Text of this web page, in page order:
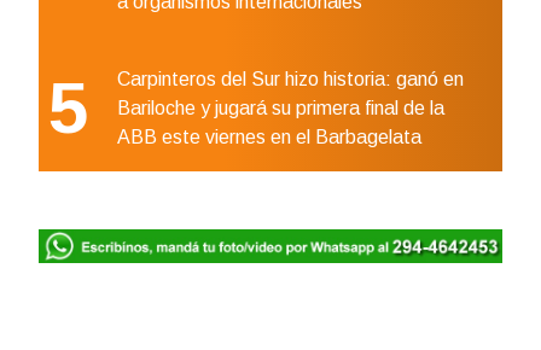
5
Carpinteros del Sur hizo historia: ganó en
Bariloche y jugará su primera final de la
ABB este viernes en el Barbagelata